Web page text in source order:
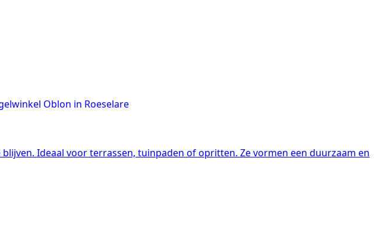
Ideaal voor terrassen, tuinpaden of opritten. Ze vormen een duurzaam en